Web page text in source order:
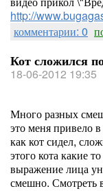
http://
комментарии: 0
Кот сложился
18-06-2012 19:35
Много разных
это меня привело
как кот сидел,
этого кота какие
выражение лица
смешно. Смотреть